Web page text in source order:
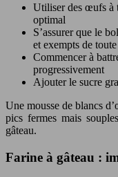
Utiliser des œufs à
optimal
S’assurer que le
et exempts de
Commencer à
progressivement
Ajouter le sucre
Une mousse de blancs
pics fermes mais
gâteau.
Farine à gâteau :